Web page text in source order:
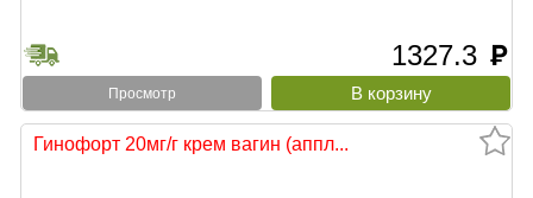
1327.3 руб
Просмотр
Гинофорт 20мг/г крем вагин (аппл...